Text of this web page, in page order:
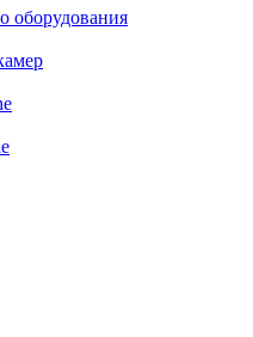
оборудования